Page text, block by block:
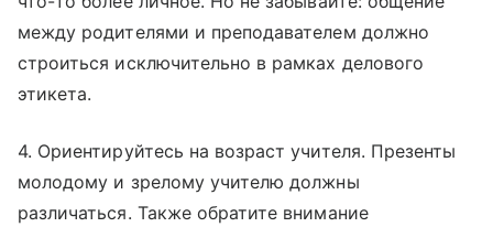
между родителями и преподавателем должно
строиться исключительно в рамках делового
этикета.
4. Ориентируйтесь на возраст учителя. Презенты
молодому и зрелому учителю должны
различаться. Также обратите внимание